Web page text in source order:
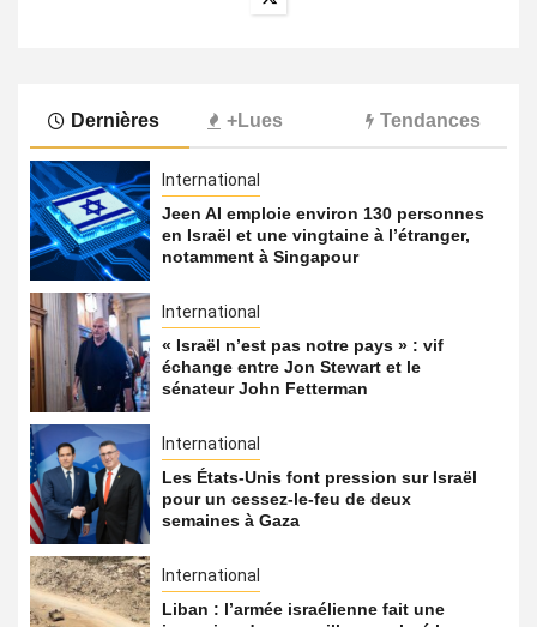
Dernières +Lues Tendances
International
Jeen AI emploie environ 130 personnes
en Israël et une vingtaine à l’étranger,
notamment à Singapour
International
« Israël n’est pas notre pays » : vif
échange entre Jon Stewart et le
sénateur John Fetterman
International
Les États-Unis font pression sur Israël
pour un cessez-le-feu de deux
semaines à Gaza
International
Liban : l’armée israélienne fait une